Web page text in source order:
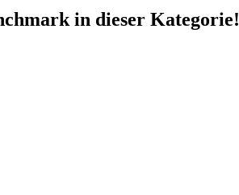
in dieser Kategorie!